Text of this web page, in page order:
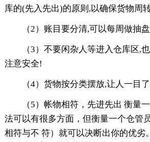
库的(先入先出)的原则,以确保货物周
（2）账目要分清,可以每周做抽
（3）不要闲杂人等进入仓库区,
注意安全!
（4）货物按分类摆放,让人一目
（5）帐物相符，先进先出 衡量
法可以有很多方面，但衡量一个仓管
相符与不 符）就可以决断出你的优劣